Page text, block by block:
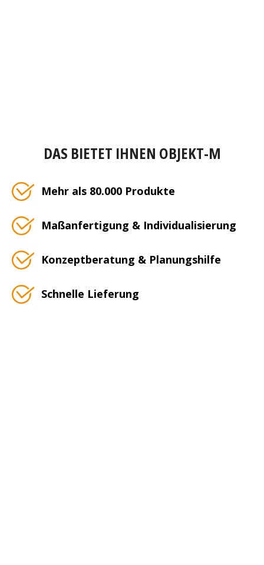
DAS BIETET IHNEN OBJEKT-M
Mehr als 80.000 Produkte
Maßanfertigung & Individualisierung
Konzeptberatung & Planungshilfe
Schnelle Lieferung